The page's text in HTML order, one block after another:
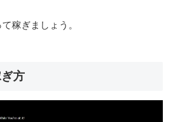
稼ぎましょう。
方